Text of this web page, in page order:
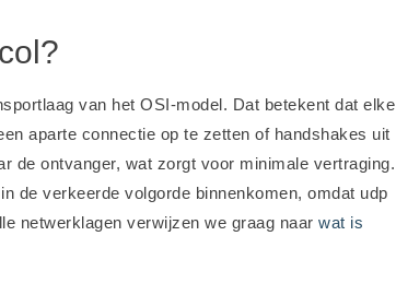
van het OSI-model. Dat betekent dat elke
aparte connectie op te zetten of handshakes uit
de ontvanger, wat zorgt voor minimale vertraging.
de verkeerde volgorde binnenkomen, omdat udp
netwerklagen verwijzen we graag naar wat is